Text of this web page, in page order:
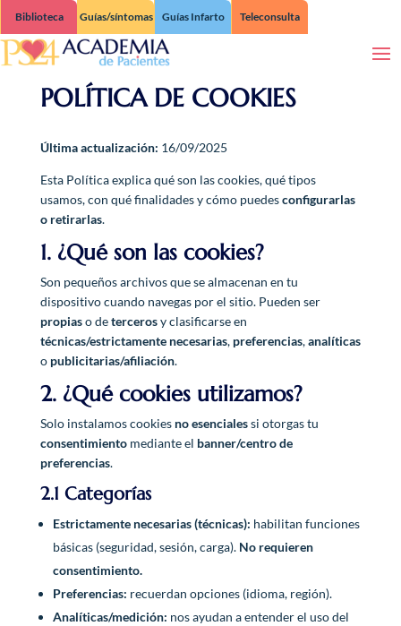
Biblioteca Guías/síntomas Guías Infarto Teleconsulta
POLÍTICA DE COOKIES
Última actualización: 16/09/2025
Esta Política explica qué son las cookies, qué tipos
usamos, con qué finalidades y cómo puedesconfigurarlas
o retirarlas.
1. ¿Qué son las cookies?
Son pequeños archivos que se almacenan en tu
dispositivo cuando navegas por el sitio. Pueden ser
propiaso detercerosy clasificarse en
técnicas/estrictamente necesarias, preferencias,analíticas
o publicitarias/afiliación.
2. ¿Qué cookies utilizamos?
Solo instalamos cookies no esencialessi otorgas tu
consentimientomediante el banner/centro de
preferencias.
2.1 Categorías
Estrictamente necesarias (técnicas): habilitan funciones
básicas (seguridad, sesión, carga). No requieren
consentimiento.
Preferencias: recuerdan opciones (idioma, región).
Analíticas/medición: nos ayudan a entender el uso del